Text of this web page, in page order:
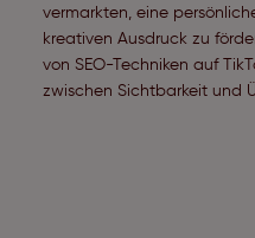
vermarkten, eine
kreativen Ausdruck zu
von SEO-Techniken auf
zwischen Sichtbarkeit und